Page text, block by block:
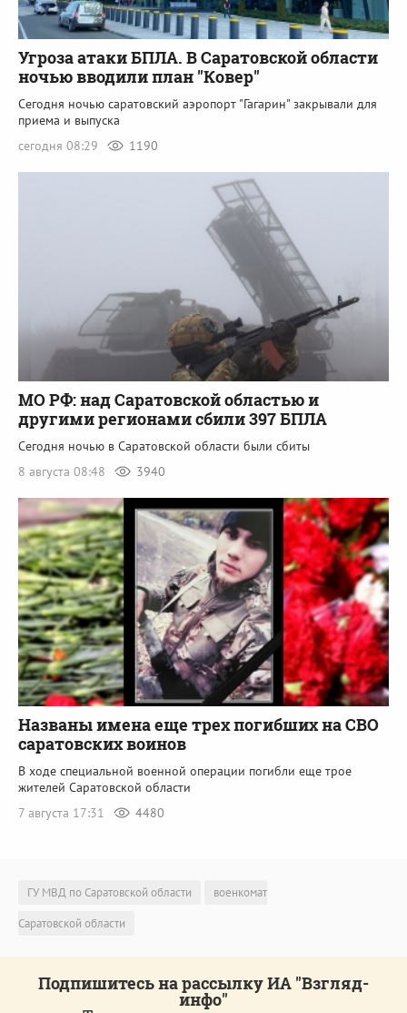
Угроза атаки БПЛА. В Саратовской области
ночью вводили план "Ковер"
Сегодня ночью саратовский аэропорт "Гагарин" закрывали для
приема и выпуска
сегодня 08:29
1190
МО РФ: над Саратовской областью и
другими регионами сбили 397 БПЛА
Сегодня ночью в Саратовской области были сбиты
8 августа 08:48
3940
Названы имена еще трех погибших на СВО
саратовских воинов
В ходе специальной военной операции погибли еще трое
жителей Саратовской области
7 августа 17:31
4480
ГУ МВД по Саратовской области
военкомат
Саратовской области
Подпишитесь на рассылку ИА "Взгляд-
инфо"